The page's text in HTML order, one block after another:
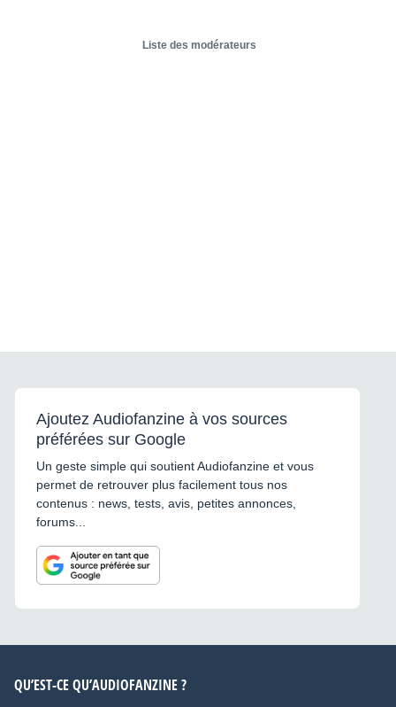
Liste des modérateurs
Ajoutez Audiofanzine à vos sources
préférées sur Google
Un geste simple qui soutient Audiofanzine et vous
permet de retrouver plus facilement tous nos
contenus : news, tests, avis, petites annonces,
forums...
QU’EST-CE QU’AUDIOFANZINE ?